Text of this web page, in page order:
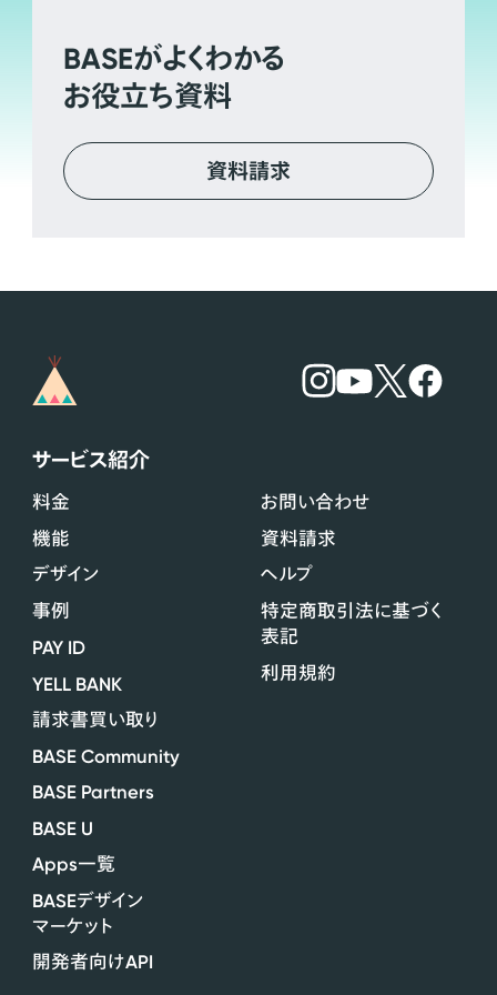
BASEがよくわかる
お役立ち資料
資料請求
サービス紹介
料金
機能
デザイン
事例
PAY ID
YELL BANK
請求書買い取り
BASE Community
BASE Partners
BASE U
Apps一覧
BASEデザイン
マーケット
開発者向けAPI
お問い合わせ
資料請求
ヘルプ
特定商取引法に基づく
表記
利用規約